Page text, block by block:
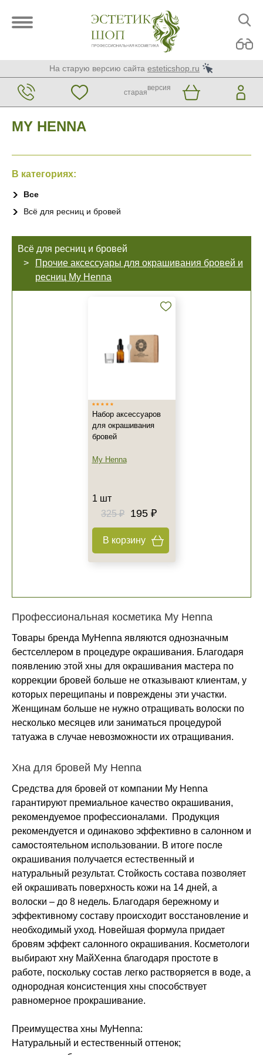
На старую версию сайта esteticshop.ru
старая
версия
MY HENNA
В категориях:
Все
Всё для ресниц и бровей
Всё для ресниц и бровей
Прочие аксессуары для окрашивания бровей и
ресниц My Henna
Набор аксессуаров
для окрашивания
бровей
My Henna
1 шт
325 ₽
195 ₽
В корзину
Профессиональная косметика My Henna
Товары бренда MyHenna являются однозначным
бестселлером в процедуре окрашивания. Благодаря
появлению этой хны для окрашивания мастера по
коррекции бровей больше не отказывают клиентам, у
которых перещипаны и повреждены эти участки.
Женщинам больше не нужно отращивать волоски по
несколько месяцев или заниматься процедурой
татуажа в случае невозможности их отращивания.
Хна для бровей My Henna
Средства для бровей от компании My Henna
гарантируют премиальное качество окрашивания,
рекомендуемое профессионалами. Продукция
рекомендуется и одинаково эффективно в салонном и
самостоятельном использовании. В итоге после
окрашивания получается естественный и
натуральный результат. Стойкость состава позволяет
ей окрашивать поверхность кожи на 14 дней, а
волоски – до 8 недель. Благодаря бережному и
эффективному составу происходит восстановление и
необходимый уход. Новейшая формула придает
бровям эффект салонного окрашивания. Косметологи
выбирают хну МайХенна благодаря простоте в
работе, поскольку состав легко растворяется в воде, а
однородная консистенция хны способствует
равномерное прокрашивание.
Преимущества хны MyHenna:
Натуральный и естественный оттенок;